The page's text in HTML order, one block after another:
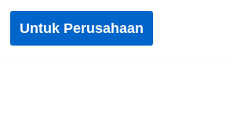
Untuk Perusahaan